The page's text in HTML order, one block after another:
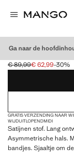
Ga naar de
Oorspronkelijke prijs
€ 89,99
Huidige prijs [€ 62,99 ]
€ 62,99-30%
Kies een kleur
GRATIS VERZENDING NAAR
WIJDUITLOPENDMIDI
Satijnen stof. Lang
Asymmetrische hals.
bandjes. Sjaaltje om